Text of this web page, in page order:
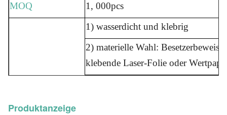
MOQ
1, 000pcs
1) wasserdicht und klebrig
2) materielle Wahl: Besetzerbeweis
klebende Laser-Folie oder
Produktanzeige